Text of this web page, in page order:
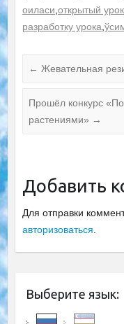
оиласи,открытый урок
разработку урока,
← Жевательная
Прошёл конкурс
растениями» →
Добавить
Для отправки
авторизоваться.
Выберите язык: